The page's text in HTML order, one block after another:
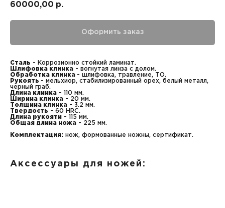
60000,00 р.
Оформить заказ
Сталь - Коррозионно стойкий ламинат.
Шлифовка клинка - вогнутая линза с долом.
Обработка клинка - шлифовка, травление, ТО.
Рукоять - мельхиор, стабилизированный орех, белый металл,
черный граб.
Длина клинка - 110 мм.
Ширина клинка - 20 мм.
Толщина клинка - 3.2 мм.
Твердость - 60 HRC.
Длина рукояти - 115 мм.
Общая длина ножа - 225 мм.
Комплектация: нож, формованные ножны, сертификат.
Аксессуары для ножей: